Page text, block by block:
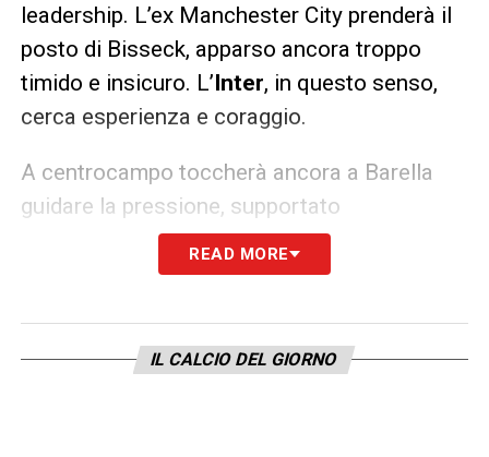
leadership. L’ex Manchester City prenderà il
posto di Bisseck, apparso ancora troppo
timido e insicuro. L’Inter, in questo senso,
cerca esperienza e coraggio.
A centrocampo toccherà ancora a Barella
guidare la pressione, supportato
probabilmente da Sucic, mentre Calhanoglu
avrà il compito di gestire la fase offensiva,
di Chivu nasce da un’idea
semplice ma potente: essere più cattivi,
READ MORE
IL CALCIO DEL GIORNO